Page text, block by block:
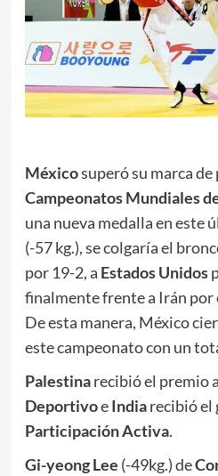
Méxicosuperó su marca
Campeonatos Mundiales
una nueva medalla en este
(-57 kg.), se colgaría el
por 19-2, a Estados Unidos
finalmente frente a Irán por
De esta manera, México
este campeonato con un
Palestinarecibió el premio
DeportivoeIndiarecibió el
Participación Activa.
Gi-yeong Lee (-49kg.) de